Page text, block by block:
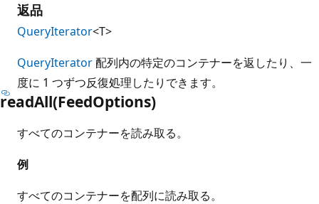
返品
QueryIterator<T>
QueryIterator配列内の特定のコンテナーを返したり、一
度に 1 つずつ反復処理したりできます。
readAll(FeedOptions)
すべてのコンテナーを読み取る。
例
すべてのコンテナーを配列に読み取る。